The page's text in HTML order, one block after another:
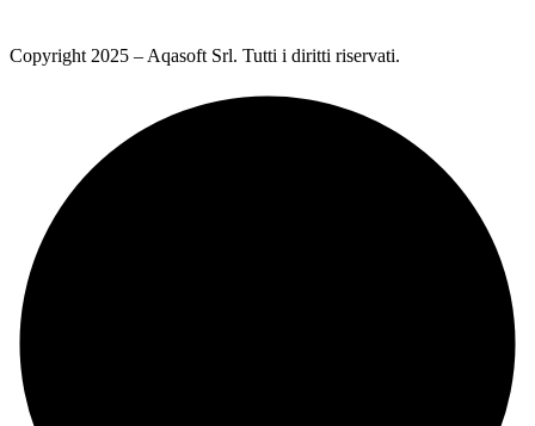
Copyright 2025 – Aqasoft Srl. Tutti i diritti riservati.